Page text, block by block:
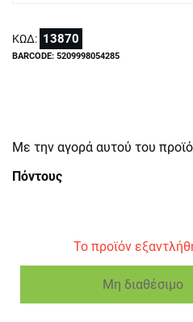
ΚΩΔ: 13870
BARCODE: 5209998054285
Με την αγορά αυτού του
Πόντους
Το προϊόν
Μη διαθέσιμο